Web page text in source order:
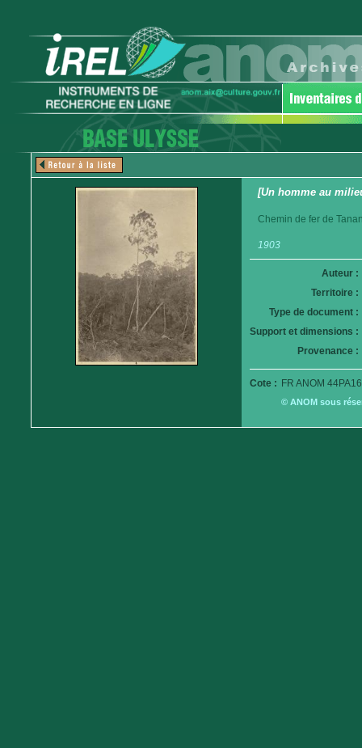
[Un homme au
Chemin de fer de
1903
Auteur :
Territoire :
Type de document :
Support et dimensions :
Provenance :
Cote : FR ANOM
© ANOM sous